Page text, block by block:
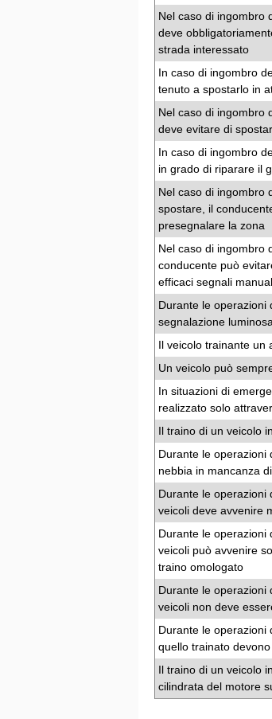
Nel caso di ingombro
deve
strada interessato
In caso di ingombro
tenuto a spostarlo in
Nel caso di ingombro
deve evitare di
In caso di ingombro
in grado di riparare il
Nel caso di ingombro
spostare, il
presegnalare la zona
Nel caso di ingombro
conducente può
efficaci segnali
Durante le operazioni
segnalazione
Il veicolo trainante un
Un veicolo può
In situazioni di
realizzato solo
Il traino di un veicolo
Durante le operazioni
nebbia in mancanza
Durante le operazioni
veicoli deve avvenire
Durante le operazioni
veicoli può avvenire
traino omologato
Durante le operazioni
veicoli non deve
Durante le operazioni
quello trainato
Il traino di un veicolo
cilindrata del motore